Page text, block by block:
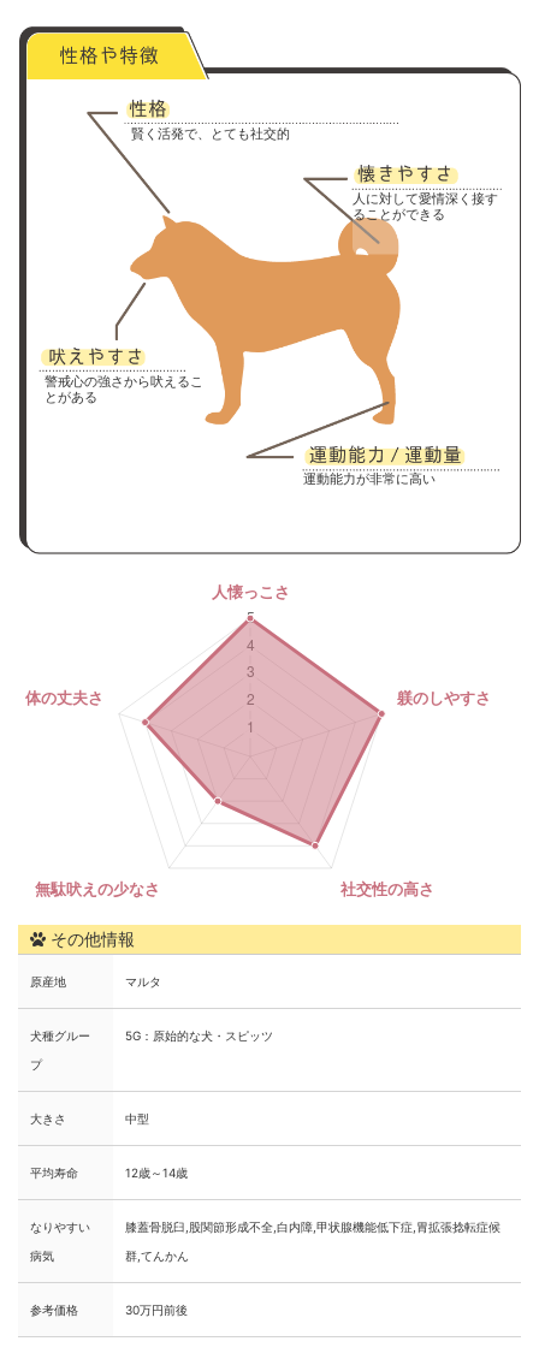
賢く活発で、とても社交的
人に対して愛情深く接す
ることができる
警戒心の強さから吠えるこ
とがある
運動能力が非常に高い
その他情報
原産地 マルタ
犬種グルー
プ
5G：原始的な犬・スピッツ
大きさ 中型
平均寿命 12歳～14歳
なりやすい
病気
膝蓋骨脱臼,股関節形成不全,白内障,甲状腺機能低下症,胃拡張捻転症候
群,てんかん
参考価格 30万円前後